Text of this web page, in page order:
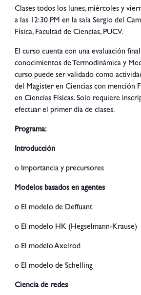
Clases todos los lunes, miércoles y
a las 12:30 PM en la sala Sergio del
Física, Facultad de Ciencias, PUCV.
El curso cuenta con una evaluación
conocimientos de Termodinámica y
curso puede ser validado como
del Magister en Ciencias con mención
en Ciencias Físicas. Solo requiere
efectuar el primer día de clases.
Programa:
Introducción
o Importancia y precursores
Modelos basados en agentes
o El modelo de Deffuant
o El modelo HK (Hegselmann-Krause)
o El modelo Axelrod
o El modelo de Schelling
Ciencia de redes